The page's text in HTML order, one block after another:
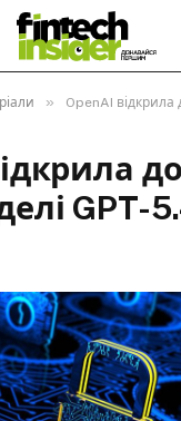
» OpenAI відкрила доступ
GPT-